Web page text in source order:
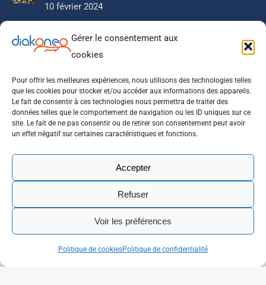
Gérer le consentement aux
cookies
Pour offrir les meilleures expériences, nous utilisons des technologies telles
que les cookies pour stocker et/ou accéder aux informations des appareils.
Le fait de consentir à ces technologies nous permettra de traiter des
données telles que le comportement de navigation ou les ID uniques sur ce
site. Le fait de ne pas consentir ou de retirer son consentement peut avoir
un effet négatif sur certaines caractéristiques et fonctions.
Accepter
Refuser
Voir les préférences
Politique de cookiesPolitique de confidentialité
10 février 2024
Newsletter
réservons à nos abonnés.